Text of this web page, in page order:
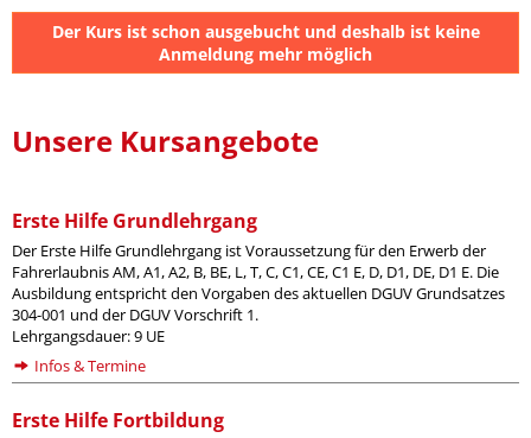
Der Kurs ist schon ausgebucht und deshalb ist keine
Anmeldung mehr möglich
Unsere Kursangebote
Erste Hilfe Grundlehrgang
Der Erste Hilfe Grundlehrgang ist Voraussetzung für den Erwerb der
Fahrerlaubnis AM, A1, A2, B, BE, L, T, C, C1, CE, C1 E, D, D1, DE, D1 E. Die
Ausbildung entspricht den Vorgaben des aktuellen DGUV Grundsatzes
304-001 und der DGUV Vorschrift 1.
Lehrgangsdauer: 9 UE
Infos & Termine
Erste Hilfe Fortbildung